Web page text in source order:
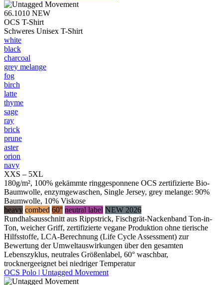
66.1010 NEW
OCS T-Shirt
Schweres Unisex T-Shirt
white
black
charcoal
grey melange
fog
birch
latte
thyme
sage
ray
brick
prune
aster
orion
navy
XXS – 5XL
180g/m², 100% gekämmte ringgesponnene OCS zertifizierte Bio-
Baumwolle, enzymgewaschen, Single Jersey, grey melange: 90%
Baumwolle, 10% Viskose
heavy combed 60° neutral label NEW 2026
Rundhalsausschnitt aus Rippstrick, Fischgrät-Nackenband Ton-in-
Ton, weicher Griff, zertifizierte vegane Produktion ohne tierische
Hilfsstoffe, LCA-Berechnung (Life Cycle Assessment) zur
Bewertung der Umweltauswirkungen über den gesamten
Lebenszyklus, neutrales Größenlabel, 60° waschbar,
trocknergeeignet bei niedriger Temperatur
OCS Polo | Untagged Movement